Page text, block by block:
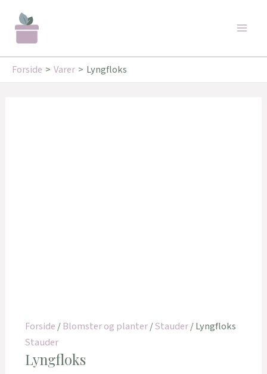
indholdet
Forside Varer Lyngfloks
Forside/Blomster og planter/Stauder/ Lyngfloks
Stauder
Lyngfloks